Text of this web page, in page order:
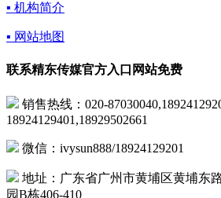
▪ 机构简介
▪ 网站地图
联系精东传媒官方入口网站免费
销售热线：020-
18924129401,18929502661
微信：ivysun888/18924129201
地址：广东省广州市黄埔区黄埔东
园B栋406-410